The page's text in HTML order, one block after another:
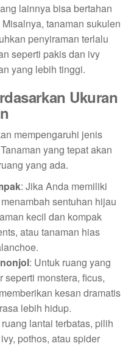
lainnya bisa bertahan
tanaman sukulen
penyiraman terlalu
seperti pakis dan ivy
yang lebih tinggi.
Ukuran
mempengaruhi jenis
yang tepat akan
yang ada.
: Jika Anda memiliki
sentuhan hijau
kecil dan kompak
atau tanaman hias
: Untuk ruang yang
seperti monstera, ficus,
kesan dramatis
lebih hidup.
lantai terbatas, pilih
pothos, atau spider